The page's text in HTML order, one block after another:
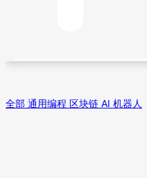
全部 通用编程 区块链 AI 机器人